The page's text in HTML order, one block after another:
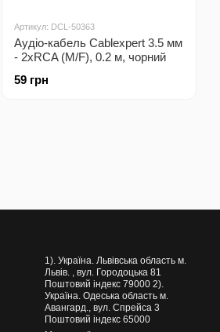
Артикул: DCL-50363
Аудіо-кабель Cablexpert 3.5 мм
- 2xRCA (M/F), 0.2 м, чорний
59 грн
1). Україна. Львівська область м.
Львів. , вул. Городоцька 81
Поштовий індекс 79000 2).
Україна. Одеська область м.
Авангард., вул. Спрейса 3
Поштовий індекс 65000